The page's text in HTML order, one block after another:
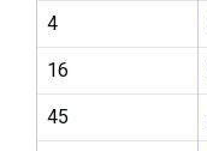
4
16
45